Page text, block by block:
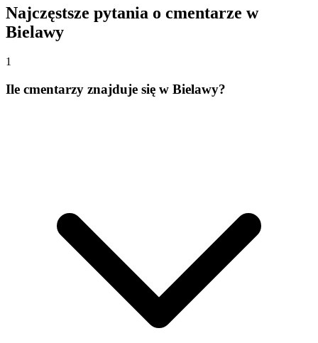
Najczęstsze pytania o cmentarze w
Bielawy
1
Ile cmentarzy znajduje się w Bielawy?